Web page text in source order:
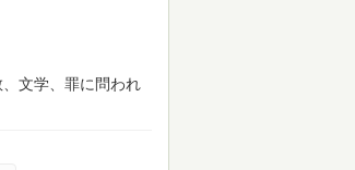
文学、罪に問われ